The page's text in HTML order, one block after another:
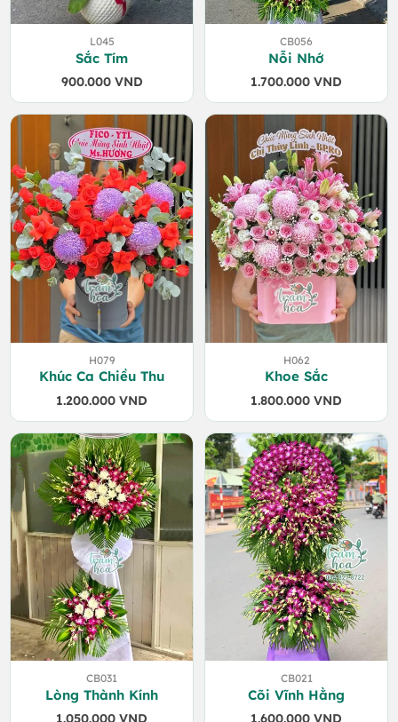
L045
Sắc Tím
900.000 VND
CB056
Nỗi Nhớ
1.700.000 VND
H079
Khúc Ca Chiều Thu
1.200.000 VND
H062
Khoe Sắc
1.800.000 VND
CB031
Lòng Thành Kính
1.050.000 VND
CB021
Cõi Vĩnh Hằng
1.600.000 VND